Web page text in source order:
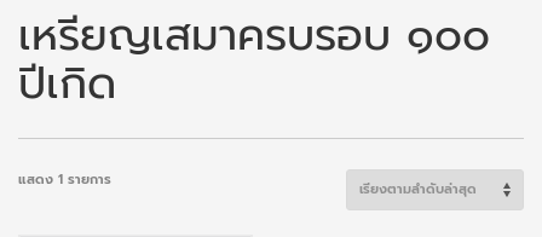
เหรียญเสมาครบรอบ ๑๐๐
ปีเกิด
แสดง 1 รายการ